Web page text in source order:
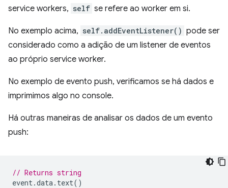
service workers, self se refere ao worker em si.
No exemplo acima, self.addEventListener() pode ser
considerado como a adição de um listener de eventos
ao próprio service worker.
No exemplo de evento push, verificamos se há dados e
imprimimos algo no console.
Há outras maneiras de analisar os dados de um evento
push:
// Returns string
event.data. text()